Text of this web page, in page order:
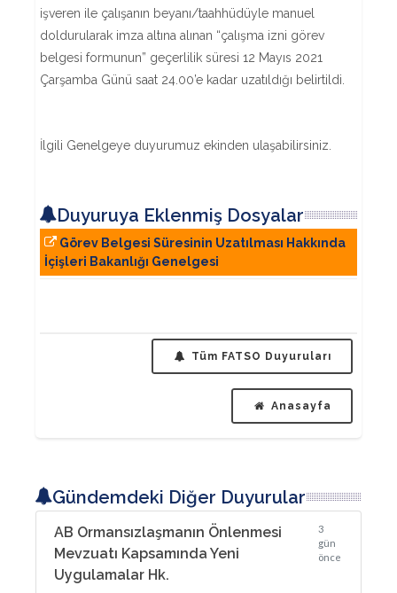
işveren ile çalışanın beyanı/taahhüdüyle manuel
doldurularak imza altına alınan “çalışma izni görev
belgesi formunun” geçerlilik süresi 12 Mayıs 2021
Çarşamba Günü saat 24.00’e kadar uzatıldığı belirtildi.
İlgili Genelgeye duyurumuz ekinden ulaşabilirsiniz.
Duyuruya Eklenmiş Dosyalar
Görev Belgesi Süresinin Uzatılması Hakkında
İçişleri Bakanlığı Genelgesi
Tüm FATSO Duyuruları
Anasayfa
Gündemdeki Diğer Duyurular
AB Ormansızlaşmanın Önlenmesi
Mevzuatı Kapsamında Yeni
Uygulamalar Hk.
3
gün
önce